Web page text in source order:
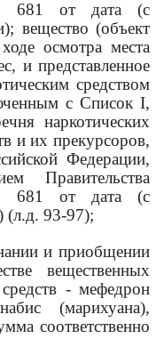
681 от дата (с
вещество (объект
осмотра места
, и представленное
средством
с Список I,
наркотических
и их прекурсоров,
Федерации,
Правительства
681 от дата (с
(л.д. 93-97);
и приобщении
вещественных
средств - мефедрон
(марихуана),
соответственно